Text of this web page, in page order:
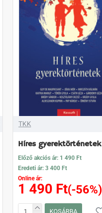
TKK
Híres gyerektörténetek
Előző akciós ár: 1 490 Ft
Eredeti ár: 3 400 Ft
Online ár:
1 490 Ft(-56%)
KOSÁRBA